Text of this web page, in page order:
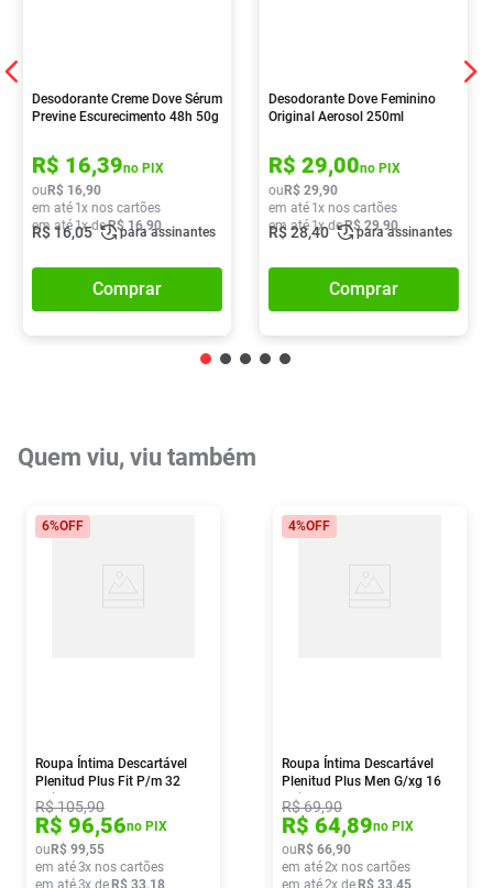
Desodorante Creme Dove Sérum
Previne Escurecimento 48h 50g
R$ 16,39no PIX
ou R$ 16,90
em até 1x nos cartões
em até1x deR$ 16,90
R$16,05 para assinantes
Comprar
Desodorante Dove Feminino
Original Aerosol 250ml
R$ 29,00no PIX
ou R$ 29,90
em até 1x nos cartões
em até 1x deR$ 29,90
R$28,40 para assinantes
Comprar
Quem viu, viu também
6%OFF
Roupa Íntima Descartável
Plenitud Plus Fit P/m 32
Unidades
R$105,90
R$ 96,56no PIX
ou R$ 99,55
em até3x nos cartões
4%OFF
Roupa Íntima Descartável
Plenitud Plus Men G/xg 16
Unidades
R$69,90
R$ 64,89no PIX
ou R$ 66,90
em até2x nos cartões